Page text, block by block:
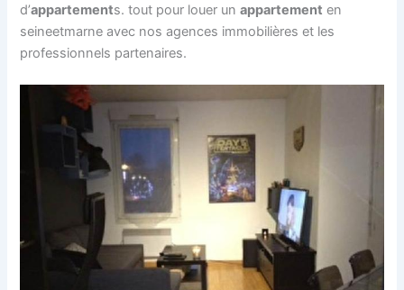
d’appartements. tout pour louer unappartement en
seineetmarne avec nos agences immobilières et les
professionnels partenaires.